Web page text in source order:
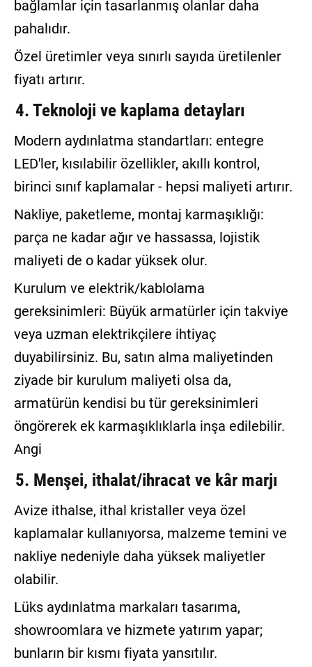
bağlamlar için tasarlanmış olanlar daha
pahalıdır.
Özel üretimler veya sınırlı sayıda üretilenler
fiyatı artırır.
4. Teknoloji ve kaplama detayları
Modern aydınlatma standartları: entegre
LED'ler, kısılabilir özellikler, akıllı kontrol,
birinci sınıf kaplamalar - hepsi maliyeti artırır.
Nakliye, paketleme, montaj karmaşıklığı:
parça ne kadar ağır ve hassassa, lojistik
maliyeti de o kadar yüksek olur.
Kurulum ve elektrik/kablolama
gereksinimleri: Büyük armatürler için takviye
veya uzman elektrikçilere ihtiyaç
duyabilirsiniz. Bu, satın alma maliyetinden
ziyade bir kurulum maliyeti olsa da,
armatürün kendisi bu tür gereksinimleri
öngörerek ek karmaşıklıklarla inşa edilebilir.
Angi
5. Menşei, ithalat/ihracat ve kâr marjı
Avize ithalse, ithal kristaller veya özel
kaplamalar kullanıyorsa, malzeme temini ve
nakliye nedeniyle daha yüksek maliyetler
olabilir.
Lüks aydınlatma markaları tasarıma,
showroomlara ve hizmete yatırım yapar;
bunların bir kısmı fiyata yansıtılır.